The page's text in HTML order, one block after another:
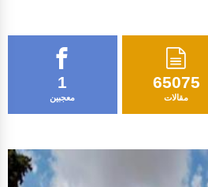
1
معجبين
65075
مقالات